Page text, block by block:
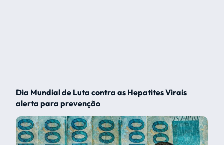
Dia Mundial de Luta contra as Hepatites Virais
alerta para prevenção